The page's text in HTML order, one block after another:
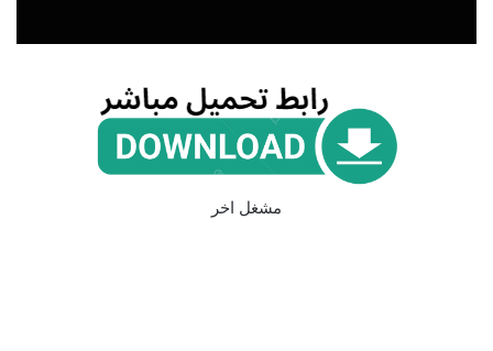
مشغل اخر